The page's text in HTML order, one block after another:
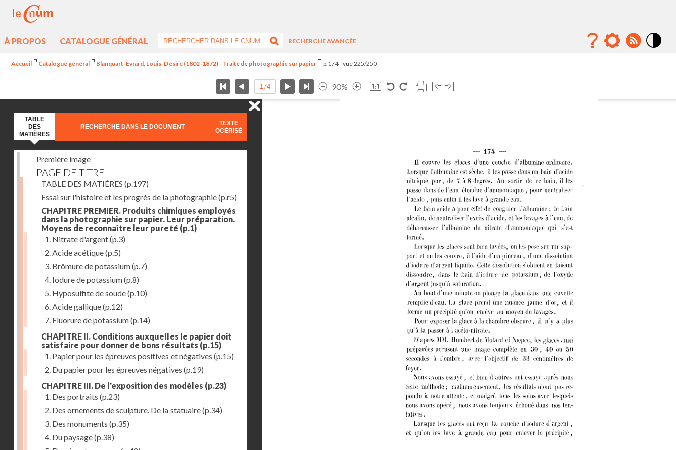
À PROPOS CATALOGUE GÉNÉRAL
RECHERCHE AVANCÉE
Accueil Catalogue général Blanquart-Evrard, Louis-Désiré (1802-1872) - Traité de photographie sur papier p.174 - vue 225/250
90%
TABLE
DES
MATIÈRES
RECHERCHE DANS LE DOCUMENT
TEXTE
OCÉRISÉ
Première image
PAGE DE TITRE
TABLE DES MATIÈRES (p.197)
Essai sur l'histoire et les progrès de la photographie(p.r5)
CHAPITRE PREMIER. Produits chimiques employés
dans la photographie sur papier. Leur préparation.
Moyens de reconnaître leur pureté (p.1)
1. Nitrate d'argent(p.3)
2. Acide acétique(p.5)
3. Brômure de potassium(p.7)
4. Iodure de potassium(p.8)
5. Hyposulfite de soude(p.10)
6. Acide gallique(p.12)
7. Fluorure de potassium(p.14)
CHAPITRE II. Conditions auxquelles le papier doit
satisfaire pour donner de bons résultats (p.15)
1. Papier pour les épreuves positives et négatives (p.15)
2. Du papier pour les épreuves négatives (p.19)
CHAPITRE III. De l'exposition des modèles (p.23)
1. Des portraits (p.23)
2. Des ornements de sculpture. De la statuaire(p.34)
3. Des monuments (p.35)
4. Du paysage(p.38)